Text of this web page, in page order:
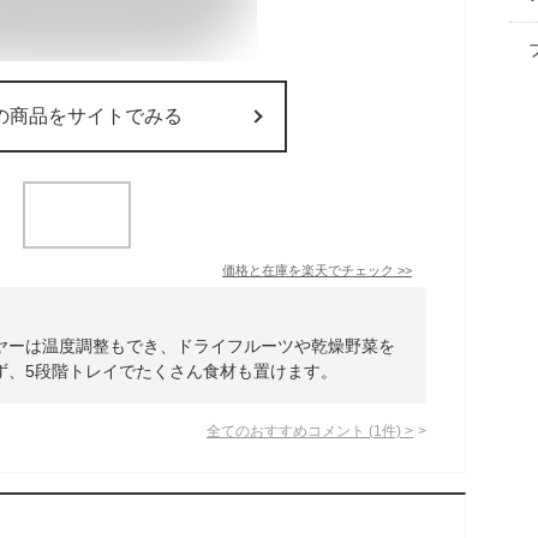
商品をサイトでみる
価格と在庫を楽天でチェック >>
は温度調整もでき、ドライフルーツや乾燥野菜を
5段階トレイでたくさん食材も置けます。
全てのおすすめコメント (1 件) >